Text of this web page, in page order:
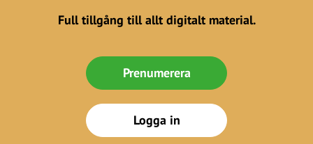
Full tillgång till allt digitalt material.
Prenumerera
Logga in